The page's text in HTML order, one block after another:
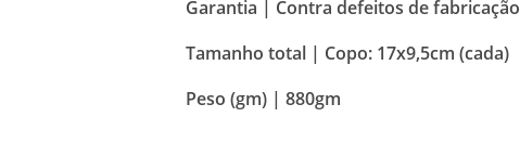
Garantia | Contra defeitos de fabricação
Tamanho total | Copo: 17x9,5cm (cada)
Peso (gm) | 880gm